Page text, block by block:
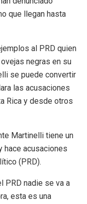
que llegan hasta
al PRD quien
negras en su
se puede convertir
las acusaciones
Rica y desde otros
Martinelli tiene un
hace acusaciones
(PRD).
PRD nadie se va a
esta es una